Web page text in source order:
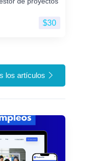
$30
los artículos